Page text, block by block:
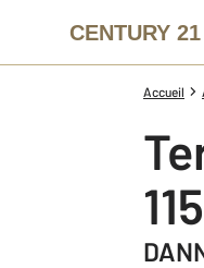
CENTURY 21
Accueil